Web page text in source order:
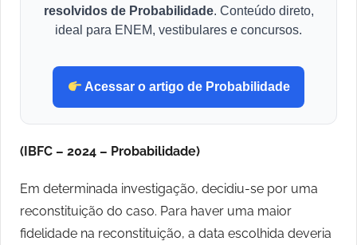
resolvidos de Probabilidade. Conteúdo direto,
ideal para ENEM, vestibulares e concursos.
Acessar o artigo de Probabilidade
(IBFC – 2024 – Probabilidade)
Em determinada investigação, decidiu-se por uma
reconstituição do caso. Para haver uma maior
fidelidade na reconstituição, a data escolhida deveria